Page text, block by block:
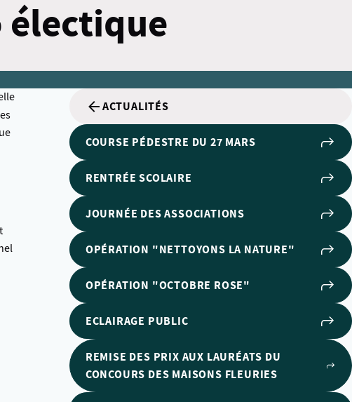
électique
ACTUALITÉS
COURSE PÉDESTRE DU 27 MARS
RENTRÉE SCOLAIRE
JOURNÉE DES ASSOCIATIONS
OPÉRATION "NETTOYONS LA NATURE"
OPÉRATION "OCTOBRE ROSE"
ECLAIRAGE PUBLIC
REMISE DES PRIX AUX LAURÉATS DU
CONCOURS DES MAISONS FLEURIES